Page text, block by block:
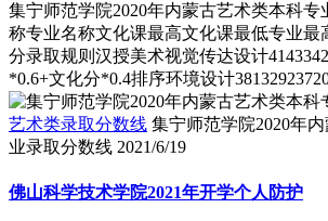
集宁师范学院2020年内蒙古艺术类本科专
称专业名称文化课最高文化课最低专业最
分录取规则汉授美术视觉传达设计
*0.6+文化分*0.4排序环境设计
艺术类录取分数线 集宁师范学院2020年
业录取分数线 2021/6/19
佛山科学技术学院2021年开学个人防护